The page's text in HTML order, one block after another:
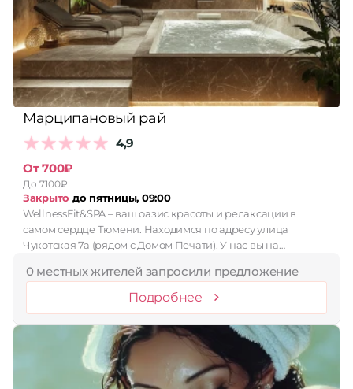
Марципановый рай
4,9
От 700₽
До 7100₽
Закрыто до пятницы, 09:00
WellnessFit&SPA – ваш оазис красоты и релаксации в
самом сердце Тюмени. Находимся по адресу улица
Чукотская 7а (рядом с Домом Печати). У нас вы на…
0 местных жителей запросили предложение
Подробнее